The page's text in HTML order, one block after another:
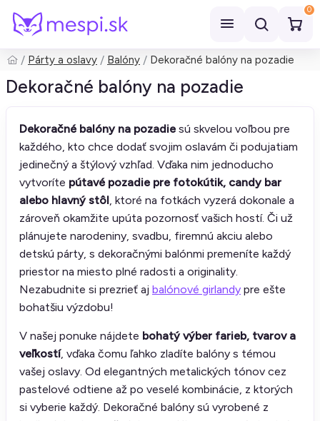
0
Hľadať
Párty a oslavy Balóny Dekoračné balóny na pozadie
Dekoračné balóny na pozadie
Dekoračné balóny na pozadie sú skvelou voľbou pre
každého, kto chce dodať svojim oslavám či podujatiam
jedinečný a štýlový vzhľad. Vďaka nim jednoducho
vytvoríte pútavé pozadie pre fotokútik, candy bar
alebo hlavný stôl, ktoré na fotkách vyzerá dokonale a
zároveň okamžite upúta pozornosť vašich hostí. Či už
plánujete narodeniny, svadbu, firemnú akciu alebo
detskú párty, s dekoračnými balónmi premeníte každý
priestor na miesto plné radosti a originality.
Nezabudnite si prezrieť aj balónové girlandy pre ešte
bohatšiu výzdobu!
V našej ponuke nájdete bohatý výber farieb, tvarov a
veľkostí, vďaka čomu ľahko zladíte balóny s témou
vašej oslavy. Od elegantných metalických tónov cez
pastelové odtiene až po veselé kombinácie, z ktorých
si vyberie každý. Dekoračné balóny sú vyrobené z